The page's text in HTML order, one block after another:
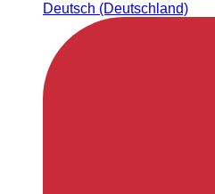
Deutsch (Deutschland)